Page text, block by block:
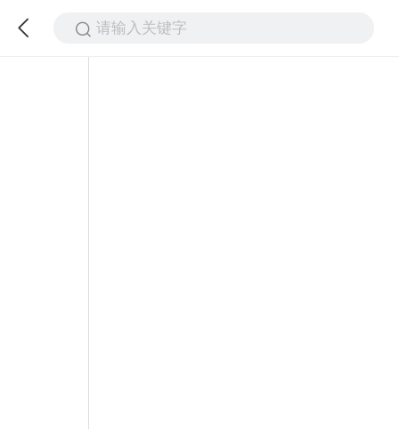
请输入关键字